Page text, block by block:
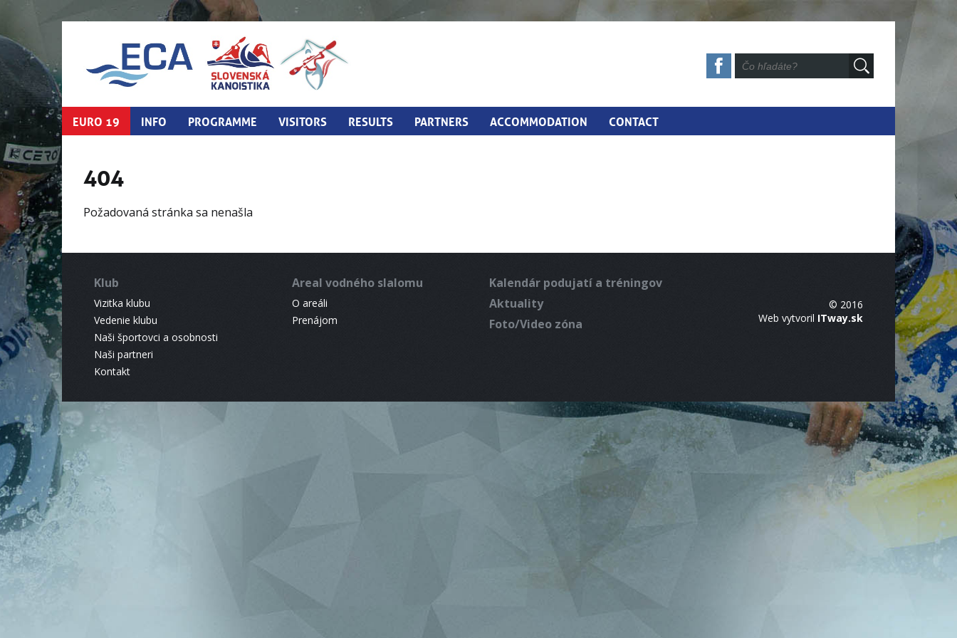
EURO 19 INFO PROGRAMME VISITORS RESULTS PARTNERS ACCOMMODATION CONTACT
404
Požadovaná stránka sa nenašla
Klub
Vizitka klubu
Vedenie klubu
Naši športovci a osobnosti
Naši partneri
Kontakt
Areal vodného slalomu
O areáli
Prenájom
Kalendár podujatí a tréningov
Aktuality
Foto/Video zóna
© 2016
Web vytvoril ITway.sk